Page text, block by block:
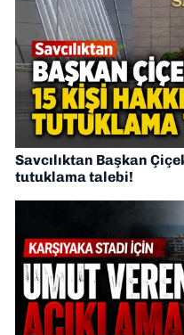
Savcılıktan Başkan
tutuklama talebi!